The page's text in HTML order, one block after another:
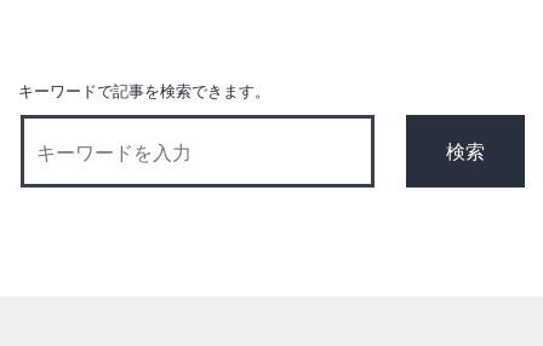
ン
キーワードで記事を検索できます。